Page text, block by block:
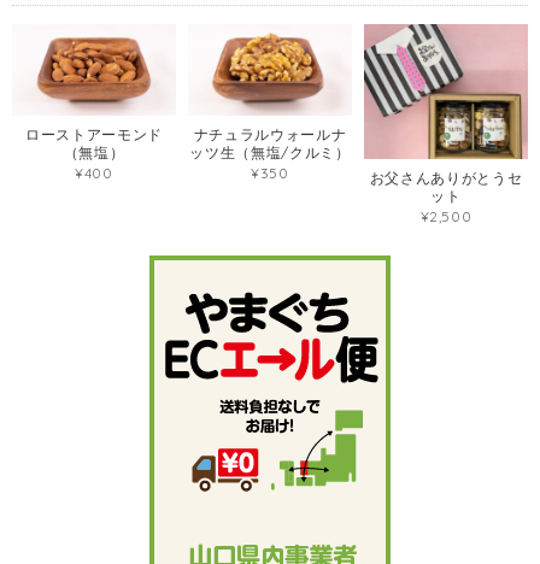
ローストアーモンド
（無塩）
¥400
ナチュラルウォールナ
ッツ生（無塩/クルミ）
¥350
お父さんありがとうセ
ット
¥2,500